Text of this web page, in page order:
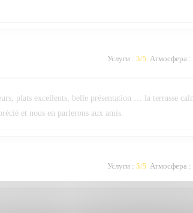
Услуги : 5/5 Атмосфера :
plats excellents, belle présentation … la terrasse
et nous en parlerons aux amis.
Услуги : 5/5 Атмосфера :